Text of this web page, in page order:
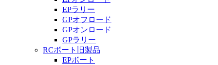
EPラリー
GPオフロード
GPオンロード
GPラリー
RCボート旧製品
EPボート